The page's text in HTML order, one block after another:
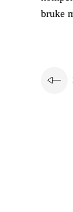
bruke